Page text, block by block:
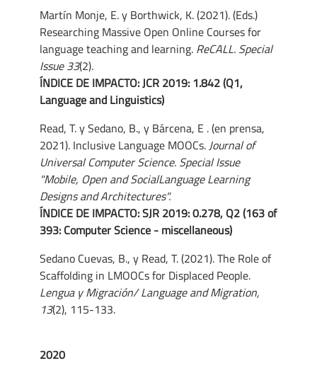
Martín Monje, E. y Borthwick, K. (2021). (Eds.)
Researching Massive Open Online Courses for
language teaching and learning. ReCALL. Special
Issue 33(2).
ÍNDICE DE IMPACTO:JCR 2019: 1.842 (Q1,
Language and Linguistics)
Read, T. y Sedano, B., y Bárcena, E . (en prensa,
2021). Inclusive Language MOOCs. Journal of
Universal Computer Science. Special Issue
"Mobile, Open and SocialLanguage Learning
Designs and Architectures".
ÍNDICE DE IMPACTO: SJR 2019: 0.278, Q2 (163 of
393: Computer Science - miscellaneous)
Sedano Cuevas, B., y Read, T. (2021). The Role of
Scaffolding in LMOOCs for Displaced People.
Lengua y Migración/ Language and Migration,
13(2), 115-133.
2020